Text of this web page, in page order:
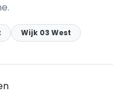
Wijk 03 West